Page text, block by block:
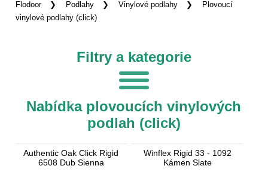
Flodoor Podlahy Vinylové podlahy
Plovoucí
vinylové podlahy (click)
Filtry a kategorie
Nabídka plovoucích vinylových
podlah (click)
Authentic Oak Click Rigid
6508 Dub Sienna
Winflex Rigid 33 - 1092
Kámen Slate